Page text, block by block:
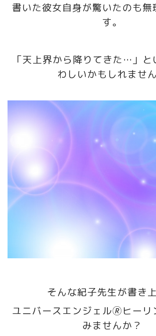
書いた彼女自身が驚いたのも無
す。
「天上界から降りてきた…」と
わしいかもしれません
そんな紀子先生が書き
ユニバースエンジェル🄬ヒーリ
みませんか？